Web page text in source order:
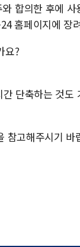
합의한 후에
홈페이지에 장
요?
단축하는 것도
참고해주시기 바